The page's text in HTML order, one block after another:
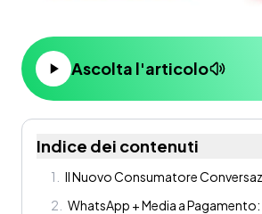
Ascolta l'articolo
Indice dei contenuti
1
Il Nuovo Consumatore
2
WhatsApp + Media a